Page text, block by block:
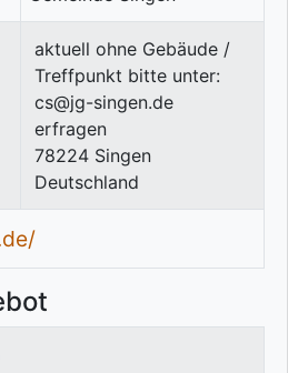
aktuell ohne Gebäude /
Treffpunkt bitte unter:
cs@jg-singen.de
erfragen
78224 Singen
Deutschland